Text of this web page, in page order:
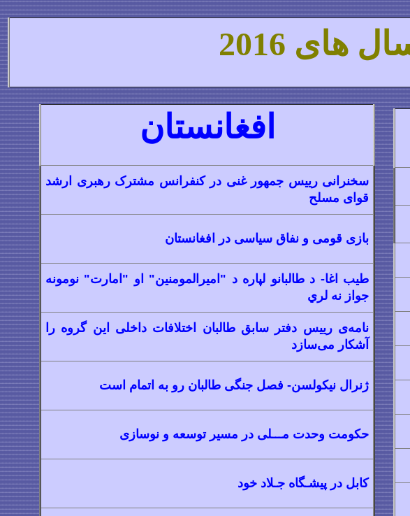
افغانستان
سخنرانی رییس جمهور غنی در کنفرانس مشترک رهبری ارشد
قوای مسلح
بازی قومی و نفاق سیاسی در افغانستان
طيب اغا- د طالبانو لپاره د "اميرالمومنين" او "امارت" نومونه
جواز نه لري
نامه‌ی رییس دفتر سابق طالبان اختلافات داخلی این گروه را
آشکار می‌سازد
ژنرال نیکولسن- فصل جنگی طالبان رو به اتمام است
حکومت وحدت مـــلی در مسیر توسعه و نوسازی
کابل در پیشـگاه جـلاد خود
های 2016